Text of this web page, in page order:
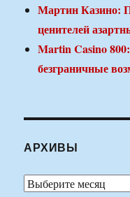
Мартин Казино:
ценителей
Martin Casino
безграничные
АРХИВЫ
Архивы